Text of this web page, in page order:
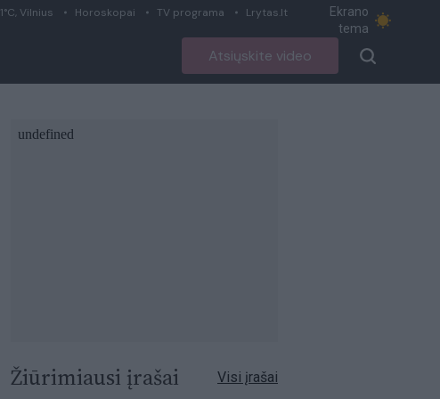
1°C, Vilnius Horoskopai TV programa Lrytas.lt
Ekrano
tema
Atsiųskite video
Žiūrimiausi įrašai Visi įrašai